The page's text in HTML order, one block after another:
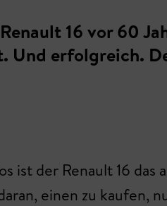
16 vor 60
Und erfolgreich.
ist der Renault 16
einen zu kaufen,